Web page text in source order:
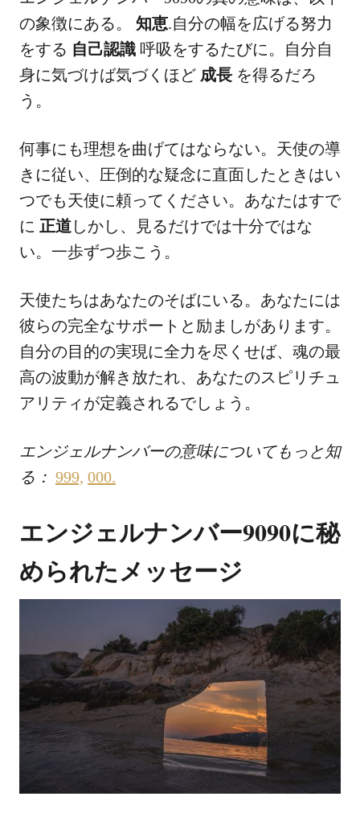
の象徴にある。 知恵.自分の幅を広げる努力
をする 自己認識 呼吸をするたびに。自分自
身に気づけば気づくほど 成長 を得るだろ
う。
何事にも理想を曲げてはならない。天使の導
きに従い、圧倒的な疑念に直面したときはい
つでも天使に頼ってください。あなたはすで
に 正道しかし、見るだけでは十分ではな
い。一歩ずつ歩こう。
天使たちはあなたのそばにいる。あなたには
彼らの完全なサポートと励ましがあります。
自分の目的の実現に全力を尽くせば、魂の最
高の波動が解き放たれ、あなたのスピリチュ
アリティが定義されるでしょう。
エンジェルナンバーの意味についてもっと知
る： 999, 000.
エンジェルナンバー9090に秘
められたメッセージ